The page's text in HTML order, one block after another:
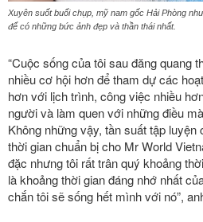
Xuyên suốt buổi chụp, mỹ nam gốc Hải Phòng
để có những bức ảnh đẹp và thần thái nhất.
“Cuộc sống của tôi sau đăng quang
nhiều cơ hội hơn để tham dự các
hơn với lịch trình, công việc nhiều
người và làm quen với những điều
Không những vậy, tần suất tập
thời gian chuẩn bị cho Mr World
đặc nhưng tôi rất trân quý khoảng
là khoảng thời gian đáng nhớ nhất
chắn tôi sẽ sống hết mình với nó”,